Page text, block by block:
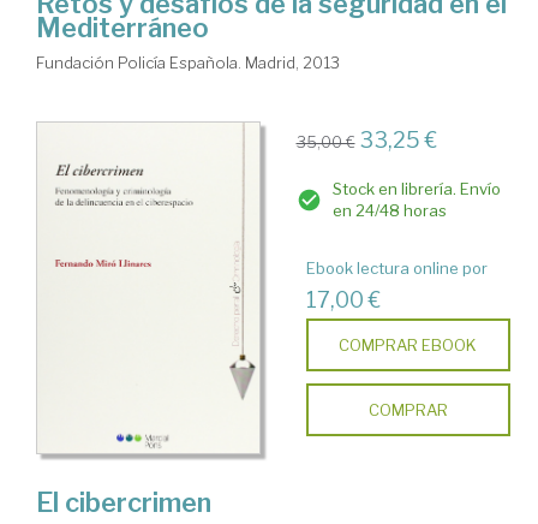
Mediterráneo
Fundación Policía Española. Madrid, 2013
35,00 € 33,25 €
Stock en librería. Envío
en 24/48 horas
Ebook lectura online por
17,00 €
COMPRAR EBOOK
COMPRAR
El cibercrimen